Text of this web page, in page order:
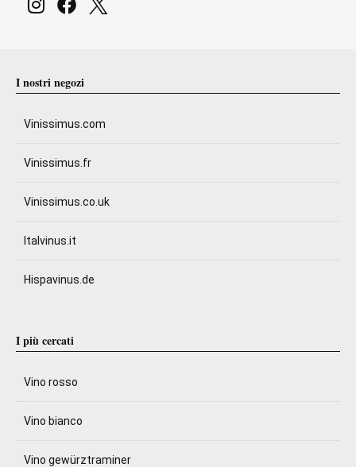
I nostri negozi
Vinissimus.com
Vinissimus.fr
Vinissimus.co.uk
Italvinus.it
Hispavinus.de
I più cercati
Vino rosso
Vino bianco
Vino gewürztraminer